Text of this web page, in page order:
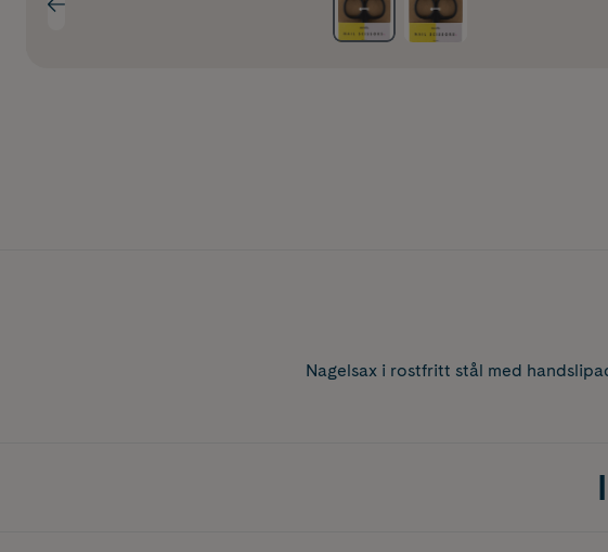
Nagelsax i rostfritt stål med